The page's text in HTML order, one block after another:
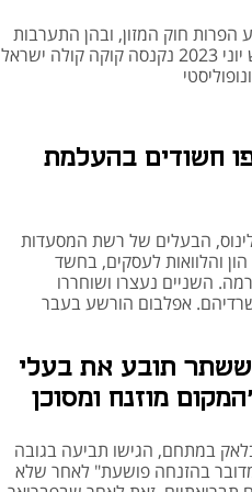
חוק המזון, ובהן התערבות
בסידור מדפים ובמחירים. זאת, לאחר שבחודש יוני 2023 נקנסה קוקה קולה ישראל
חשודים בהעלמת
הבעלים של רשת המסעדות
והלוואות לעסקים, בחשד
השניים נעצרו ושוחררו
אפלבום הורשע בעבר
תובע את בעלי
מוזנח ומסוכן
במתחם, הגישו תביעה בגובה
בהזנחה פושעת" לאחר שלא